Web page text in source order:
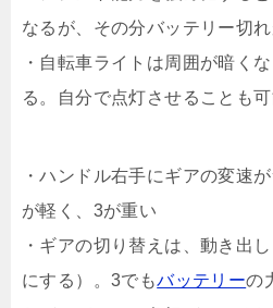
なるが、その分バッテリー切
・自転車ライトは周囲が暗く
る。自分で点灯させることも
・ハンドル右手にギアの変速
が軽く、3が重い
・ギアの切り替えは、動き出
にする）。3でもバッテリーの